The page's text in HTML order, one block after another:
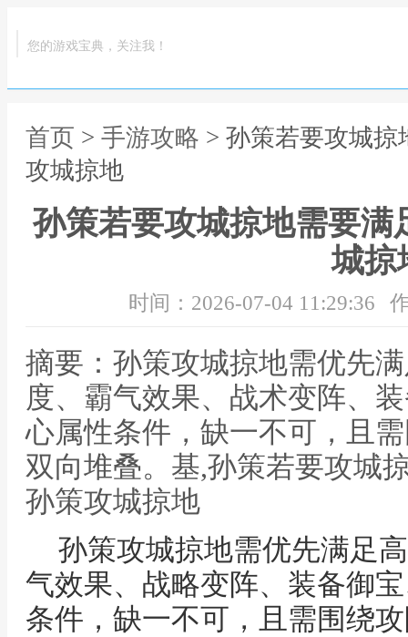
您的游戏宝典，关注我！
首页 > 手游攻略 > 孙策若要攻城
攻城掠地
孙策若要攻城掠地需要满
城掠
时间：2026-07-04 11:29:36
摘要：孙策攻城掠地需优先
度、霸气效果、战术变阵、
心属性条件，缺一不可，且
双向堆叠。基,孙策若要攻城
孙策攻城掠地
孙策攻城掠地需优先满足
气效果、战略变阵、装备御
条件，缺一不可，且需围绕